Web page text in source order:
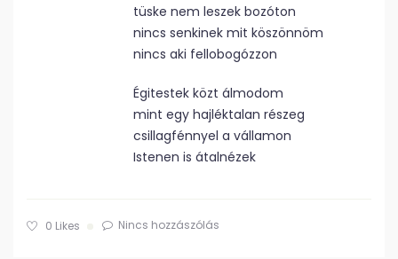
tüske nem leszek bozóton
nincs senkinek mit köszönnöm
nincs aki fellobogózzon
Égitestek közt álmodom
mint egy hajléktalan részeg
csillagfénnyel a vállamon
Istenen is átalnézek
0 Likes Nincs hozzászólás